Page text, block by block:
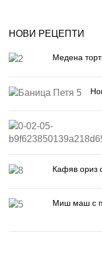
НОВИ РЕЦЕПТИ
Медена
Кафяв ориз
Миш маш с